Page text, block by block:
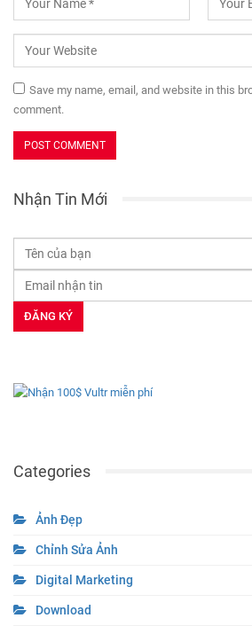
Save my name, email, and website in this
comment.
Nhận Tin Mới
Categories
Ảnh Đẹp
Chỉnh Sửa Ảnh
Digital Marketing
Download